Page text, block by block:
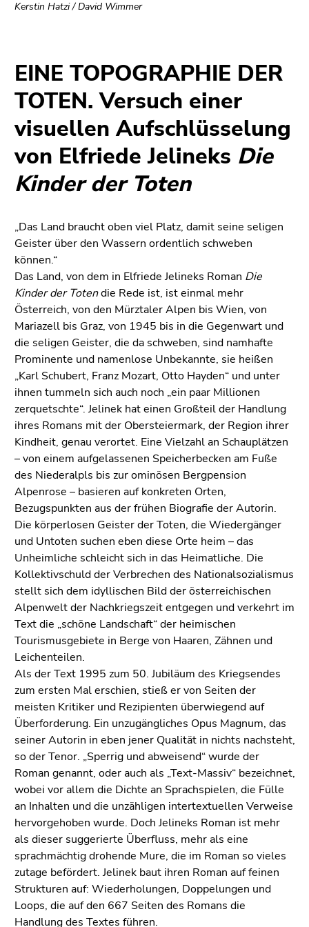
Kerstin Hatzi / David Wimmer
EINE TOPOGRAPHIE DER
TOTEN. Versuch einer
visuellen Aufschlüsselung
von Elfriede Jelineks Die
Kinder der Toten
„Das Land braucht oben viel Platz, damit seine seligen
Geister über den Wassern ordentlich schweben
können.“
Das Land, von dem in Elfriede Jelineks Roman Die
Kinder der Totendie Rede ist, ist einmal mehr
Österreich, von den Mürztaler Alpen bis Wien, von
Mariazell bis Graz, von 1945 bis in die Gegenwart und
die seligen Geister, die da schweben, sind namhafte
Prominente und namenlose Unbekannte, sie heißen
„Karl Schubert, Franz Mozart, Otto Hayden“ und unter
ihnen tummeln sich auch noch „ein paar Millionen
zerquetschte“. Jelinek hat einen Großteil der Handlung
ihres Romans mit der Obersteiermark, der Region ihrer
Kindheit, genau verortet. Eine Vielzahl an Schauplätzen
– von einem aufgelassenen Speicherbecken am Fuße
des Niederalpls bis zur ominösen Bergpension
Alpenrose – basieren auf konkreten Orten,
Bezugspunkten aus der frühen Biografie der Autorin.
Die körperlosen Geister der Toten, die Wiedergänger
und Untoten suchen eben diese Orte heim – das
Unheimliche schleicht sich in das Heimatliche. Die
Kollektivschuld der Verbrechen des Nationalsozialismus
stellt sich dem idyllischen Bild der österreichischen
Alpenwelt der Nachkriegszeit entgegen und verkehrt im
Text die „schöne Landschaft“ der heimischen
Tourismusgebiete in Berge von Haaren, Zähnen und
Leichenteilen.
Als der Text 1995 zum 50. Jubiläum des Kriegsendes
zum ersten Mal erschien, stieß er von Seiten der
meisten Kritiker und Rezipienten überwiegend auf
Überforderung. Ein unzugängliches Opus Magnum, das
seiner Autorin in eben jener Qualität in nichts nachsteht,
so der Tenor. „Sperrig und abweisend“ wurde der
Roman genannt, oder auch als „Text-Massiv“ bezeichnet,
wobei vor allem die Dichte an Sprachspielen, die Fülle
an Inhalten und die unzähligen intertextuellen Verweise
hervorgehoben wurde. Doch Jelineks Roman ist mehr
als dieser suggerierte Überfluss, mehr als eine
sprachmächtig drohende Mure, die im Roman so vieles
zutage befördert. Jelinek baut ihren Roman auf feinen
Strukturen auf: Wiederholungen, Doppelungen und
Loops, die auf den 667 Seiten des Romans die
Handlung des Textes führen.